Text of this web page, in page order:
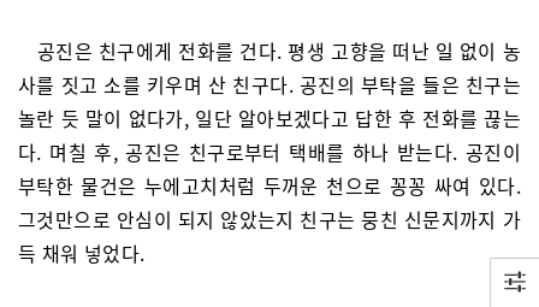
공진은 친구에게 전화를 건다. 평생 고향을 떠난 일 없이 농
사를 짓고 소를 키우며 산 친구다. 공진의 부탁을 들은 친구는
놀란 듯 말이 없다가, 일단 알아보겠다고 답한 후 전화를 끊는
다. 며칠 후, 공진은 친구로부터 택배를 하나 받는다. 공진이
부탁한 물건은 누에고치처럼 두꺼운 천으로 꽁꽁 싸여 있다.
그것만으로 안심이 되지 않았는지 친구는 뭉친 신문지까지 가
득 채워 넣었다.